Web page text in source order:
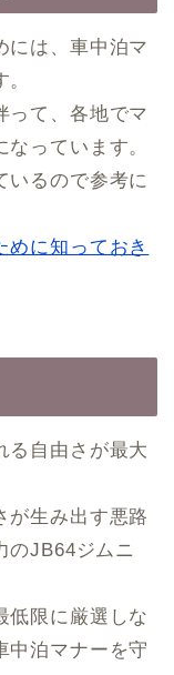
には、車中泊マ
って、各地でマ
っています。
いるので参考に
めに知っておき
る自由さが最大
が生み出す悪路
のJB64ジムニ
低限に厳選しな
中泊マナーを守